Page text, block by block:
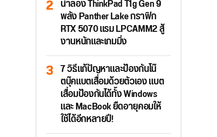
น่าลอง ThinkPad T1g Gen 9
พลัง Panther Lake กราฟิก
RTX 5070 แรม LPCAMM2 สู้
งานหนักและเกมมิ่ง
7 วิธีแก้ปัญหาและป้องกันโน๊
ตบุ๊คแบตเสื่อมด้วยตัวเอง แบต
เสื่อมป้องกันได้ทั้ง Windows
และ MacBook ยืดอายุคอมให้
ใช้ได้อีกหลายปี!